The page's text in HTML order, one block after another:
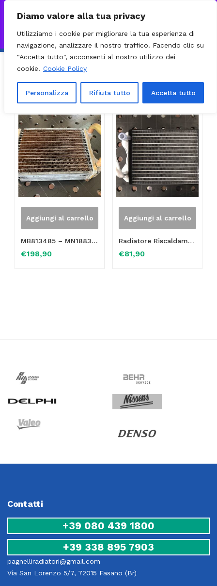
Diamo valore alla tua privacy
Utilizziamo i cookie per migliorare la tua esperienza di
navigazione, analizzare il nostro traffico. Facendo clic su
"Accetta tutto", acconsenti al nostro utilizzo dei
cookie. Cookie Policy
Personalizza Rifiuta tutto Accetta tutto
VISITA IL NOSTRO E-COMMERCE – SPEDIZIONI NAZIONALI E
INVIATE CON CORRIERE DHL EXPRESS - BRT - UPSIgnora
Visualizzazione di 2 risultati
Filter
Aggiungi al carrello
MB813485 – MN188337 – MB898519 Radiatore Riscaldamento Mitsubishi Pajero – Montero. MASSA RADIANTE ” 3 FILE ” NUOVA IN RAME – NELL’ACQUISTO E’ COMPRESO NECESSARIAMENTE IL RITIRO DEL VOSTRO VECCHIO RADIATORE – CHIAMACI PER INFORMAZIONI PRIMA DI EFFETTUARE L’ORDINE
€198,90
Aggiungi al carrello
Radiatore Riscaldamento Mitsubishi Pajero Montero Shogun OE MB813485 MN188337 MB898519
€81,90
Contatti
+39 080 439 1800
+39 338 895 7903
pagnelliradiatori@gmail.com
Via San Lorenzo 5/7, 72015 Fasano (Br)